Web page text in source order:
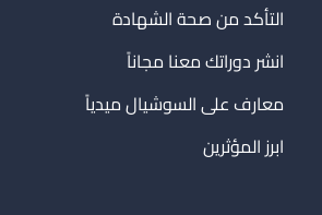
التأكد من صحة الشهادة
انشر دوراتك معنا مجاناً
معارف على السوشيال ميدياً
ابرز المؤثرين